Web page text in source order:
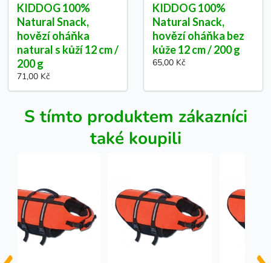
KIDDOG 100%
Natural Snack,
hovězí oháňka
natural s kůží 12 cm /
200 g
71,00 Kč
KIDDOG 100%
Natural Snack,
hovězí oháňka bez
kůže 12 cm / 200 g
65,00 Kč
S tímto produktem zákazníci
také koupili